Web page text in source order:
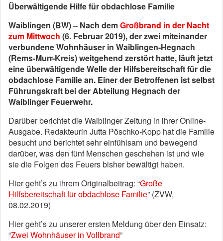
Überwältigende Hilfe für obdachlose Familie
Waiblingen (BW) – Nach demGroßbrand in der Nacht
zum Mittwoch (6. Februar 2019), der zwei miteinander
verbundene Wohnhäuser in Waiblingen-Hegnach
(Rems-Murr-Kreis) weitgehend zerstört hatte, läuft jetzt
eine überwältigende Welle der Hilfsbereitschaft für die
obdachlose Familie an. Einer der Betroffenen ist selbst
Führungskraft bei der Abteilung Hegnach der
Waiblinger Feuerwehr.
Darüber berichtet die Waiblinger Zeitung in ihrer Online-
Ausgabe. Redakteurin Jutta Pöschko-Kopp hat die Familie
besucht und berichtet sehr einfühlsam und bewegend
darüber, was den fünf Menschen geschehen ist und wie
sie die Folgen des Feuers bisher bewältigt haben.
Hier geht’s zu ihrem Originalbeitrag: “Große
Hilfsbereitschaft für obdachlose Familie” (ZVW,
08.02.2019)
Hier geht’s zu unserer ersten Meldung über den Einsatz:
“Zwei Wohnhäuser in Vollbrand”